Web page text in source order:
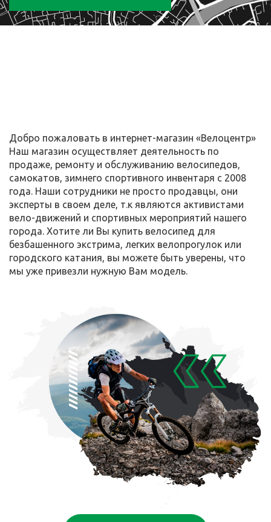
Добро пожаловать в интернет-магазин «Велоцентр»
Наш магазин осуществляет деятельность по
продаже, ремонту и обслуживанию велосипедов,
самокатов, зимнего спортивного инвентаря с 2008
года. Наши сотрудники не просто продавцы, они
эксперты в своем деле, т.к являются активистами
вело-движений и спортивных мероприятий нашего
города. Хотите ли Вы купить велосипед для
безбашенного экстрима, легких велопрогулок или
городского катания, вы можете быть уверены, что
мы уже привезли нужную Вам модель.